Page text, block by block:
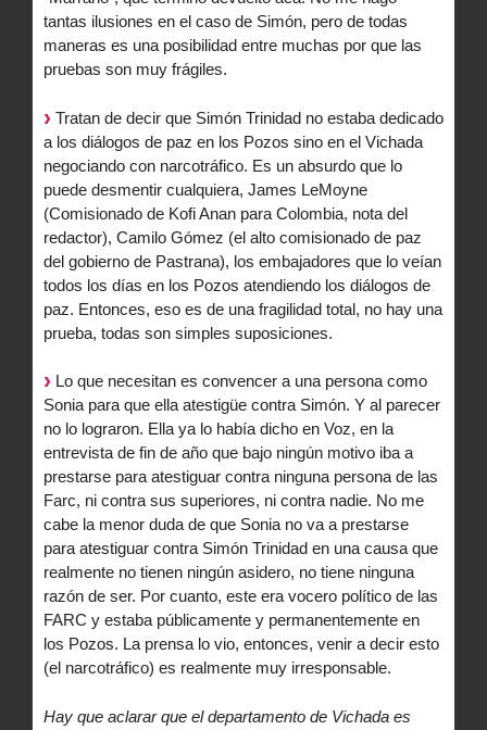
tantas ilusiones en el caso de Simón, pero de todas
maneras es una posibilidad entre muchas por que las
pruebas son muy frágiles.
Tratan de decir que Simón Trinidad no estaba dedicado
a los diálogos de paz en los Pozos sino en el Vichada
negociando con narcotráfico. Es un absurdo que lo
puede desmentir cualquiera, James LeMoyne
(Comisionado de Kofi Anan para Colombia, nota del
redactor), Camilo Gómez (el alto comisionado de paz
del gobierno de Pastrana), los embajadores que lo veían
todos los días en los Pozos atendiendo los diálogos de
paz. Entonces, eso es de una fragilidad total, no hay una
prueba, todas son simples suposiciones.
Lo que necesitan es convencer a una persona como
Sonia para que ella atestigüe contra Simón. Y al parecer
no lo lograron. Ella ya lo había dicho en Voz, en la
entrevista de fin de año que bajo ningún motivo iba a
prestarse para atestiguar contra ninguna persona de las
Farc, ni contra sus superiores, ni contra nadie. No me
cabe la menor duda de que Sonia no va a prestarse
para atestiguar contra Simón Trinidad en una causa que
realmente no tienen ningún asidero, no tiene ninguna
razón de ser. Por cuanto, este era vocero político de las
FARC y estaba públicamente y permanentemente en
los Pozos. La prensa lo vio, entonces, venir a decir esto
(el narcotráfico) es realmente muy irresponsable.
Hay que aclarar que el departamento de Vichada es